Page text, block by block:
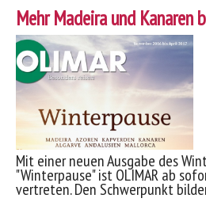
Mehr Madeira und Kanaren
Mit einer neuen Ausgabe des
"Winterpause" ist OLIMAR ab
vertreten. Den Schwerpunkt